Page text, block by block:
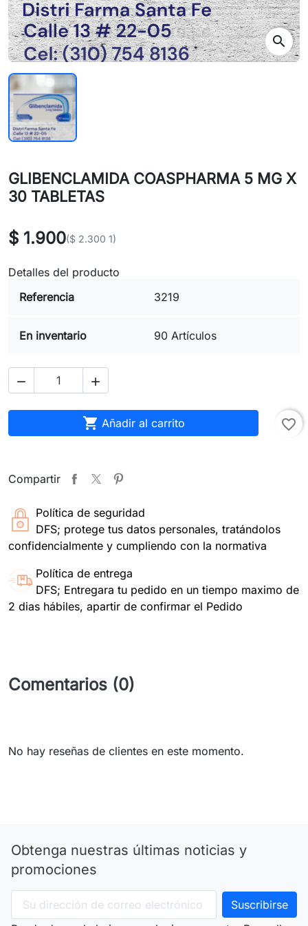
search
GLIBENCLAMIDA COASPHARMA 5 MG X
30 TABLETAS
$ 1.900($ 2.300 1)
Detalles del producto
Referencia
3219
En inventario 90 Artículos
 
 Añadir al carrito favorite_border
Compartir
Política de seguridad
DFS; protege tus datos personales, tratándolos
confidencialmente y cumpliendo con la normativa
Política de entrega
DFS; Entregara tu pedido en un tiempo maximo de
2 dias hábiles, apartir de confirmar el Pedido
Comentarios (0)
No hay reseñas de clientes en este momento.
Obtenga nuestras últimas noticias y
promociones